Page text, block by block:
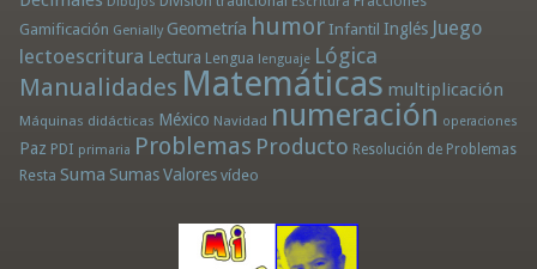
Gamificación Genially Geometría humor Infantil Inglés Juego
lectoescritura Lectura Lengua lenguaje Lógica
Manualidades Matemáticas multiplicación
Máquinas didácticas México Navidad numeración operaciones
Paz PDI primaria Problemas Producto Resolución de Problemas
Resta Suma Sumas Valores vídeo